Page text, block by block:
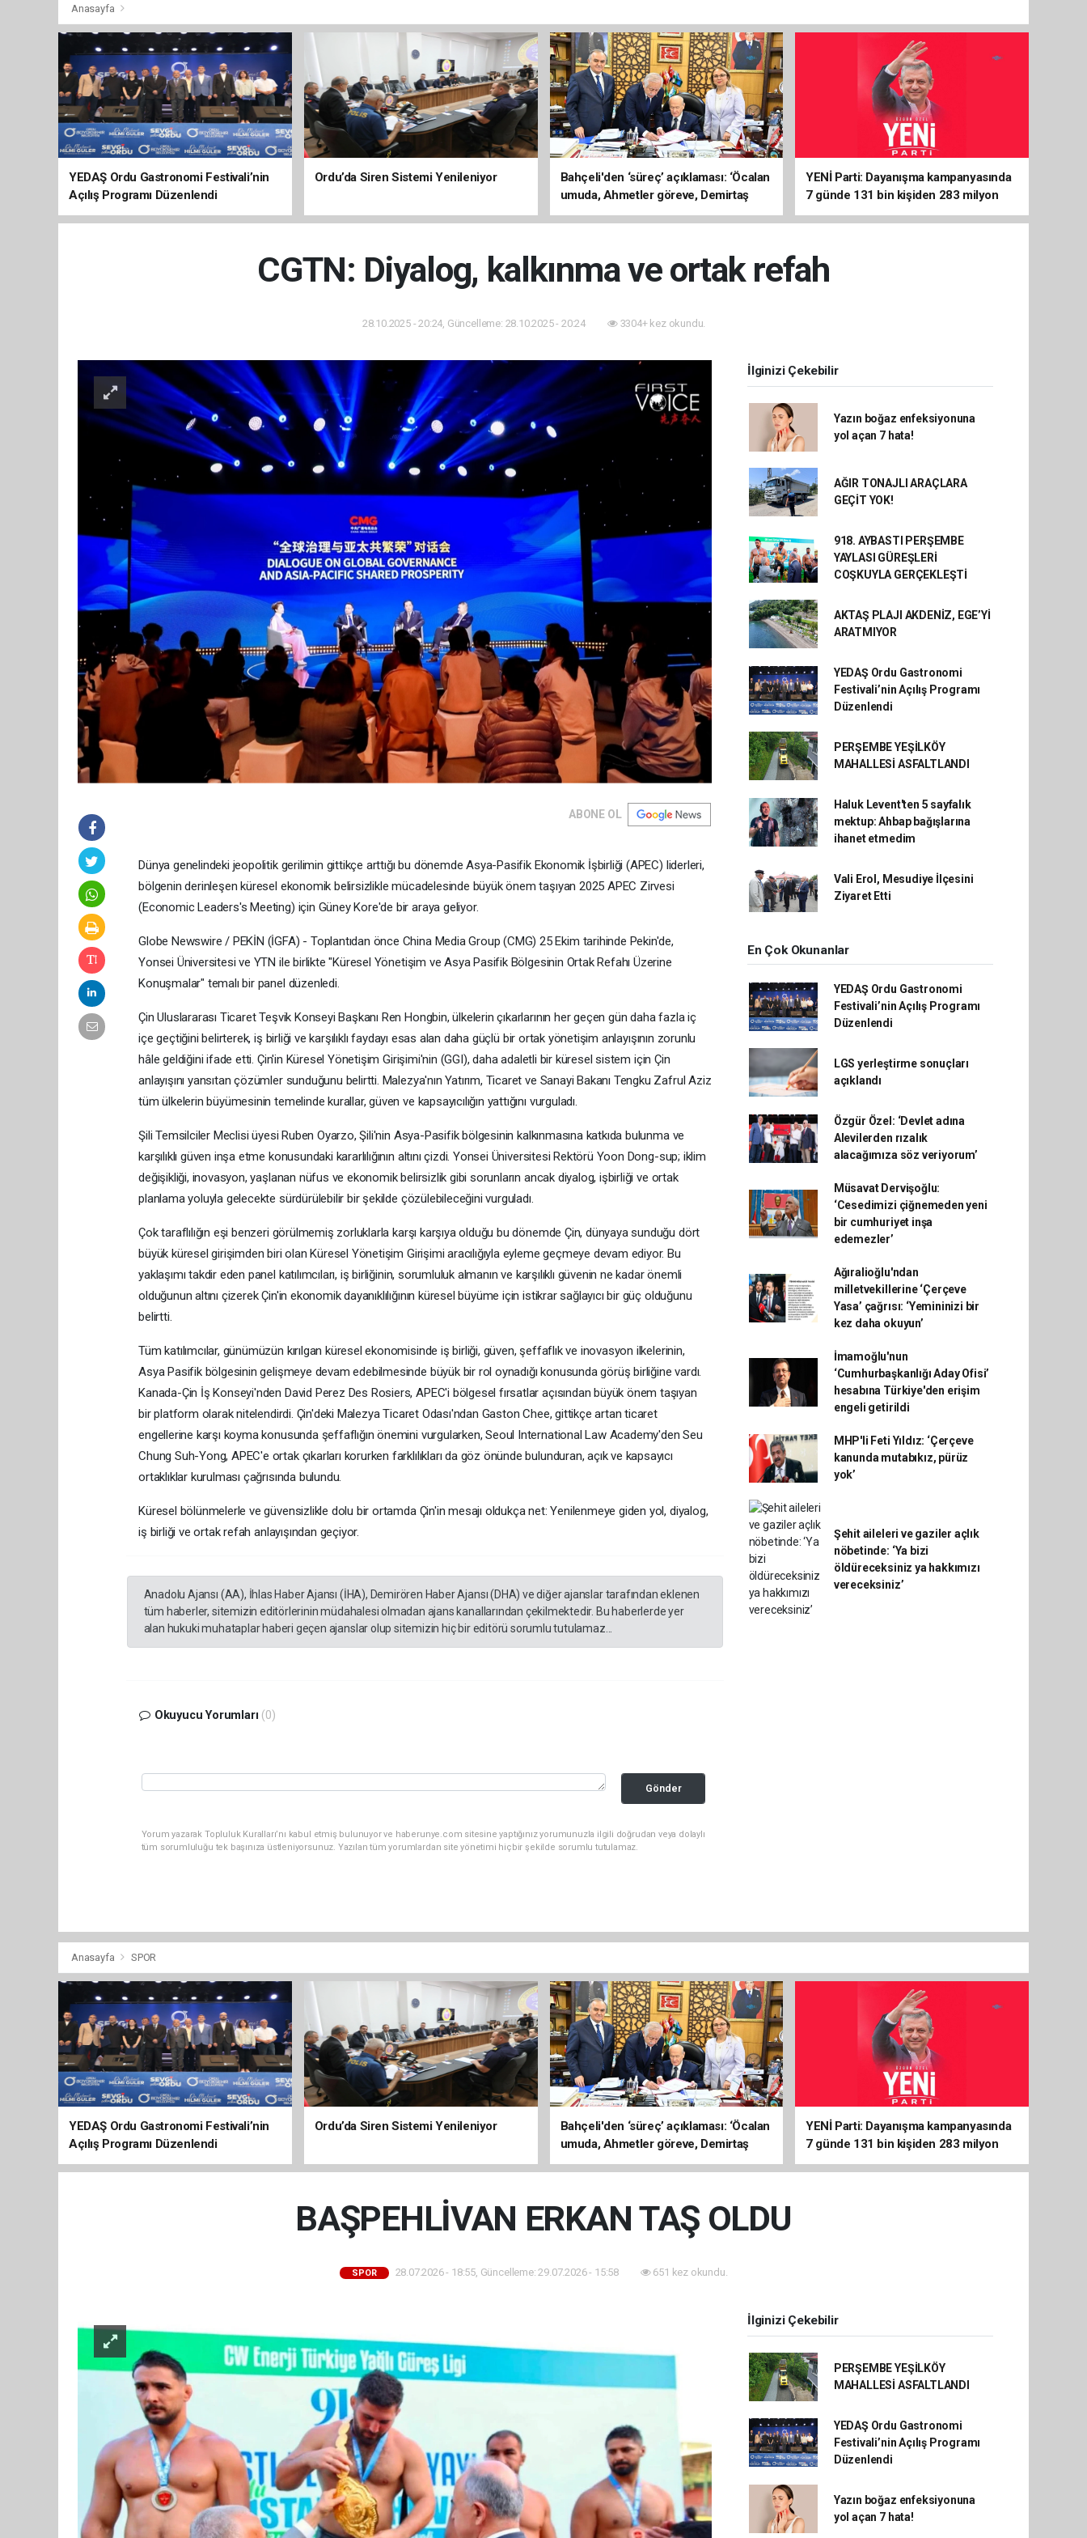
Anasayfa
YEDAŞ Ordu Gastronomi Festivali’nin
Açılış Programı Düzenlendi
Ordu’da Siren Sistemi Yenileniyor
Bahçeli'den ‘süreç’ açıklaması: ‘Öcalan
umuda, Ahmetler göreve, Demirtaş
evine dönmeli’
YENİ Parti: Dayanışma kampanyasında
7 günde 131 bin kişiden 283 milyon
liralık destek
CGTN: Diyalog, kalkınma ve ortak refah
28.10.2025 - 20:24, Güncelleme: 28.10.2025 - 20:24 3304+ kez okundu.
ABONE OL
Dünya genelindeki jeopolitik gerilimin gittikçe arttığı bu dönemde Asya-Pasifik Ekonomik İşbirliği (APEC) liderleri,
bölgenin derinleşen küresel ekonomik belirsizlikle mücadelesinde büyük önem taşıyan 2025 APEC Zirvesi
(Economic Leaders's Meeting) için Güney Kore'de bir araya geliyor.
Globe Newswire / PEKİN (İGFA) - Toplantıdan önce China Media Group (CMG) 25 Ekim tarihinde Pekin'de,
Yonsei Üniversitesi ve YTN ile birlikte "Küresel Yönetişim ve Asya Pasifik Bölgesinin Ortak Refahı Üzerine
Konuşmalar" temalı bir panel düzenledi.
Çin Uluslararası Ticaret Teşvik Konseyi Başkanı Ren Hongbin, ülkelerin çıkarlarının her geçen gün daha fazla iç
içe geçtiğini belirterek, iş birliği ve karşılıklı faydayı esas alan daha güçlü bir ortak yönetişim anlayışının zorunlu
hâle geldiğini ifade etti. Çin'in Küresel Yönetişim Girişimi'nin (GGI), daha adaletli bir küresel sistem için Çin
anlayışını yansıtan çözümler sunduğunu belirtti. Malezya'nın Yatırım, Ticaret ve Sanayi Bakanı Tengku Zafrul Aziz
tüm ülkelerin büyümesinin temelinde kurallar, güven ve kapsayıcılığın yattığını vurguladı.
Şili Temsilciler Meclisi üyesi Ruben Oyarzo, Şili'nin Asya-Pasifik bölgesinin kalkınmasına katkıda bulunma ve
karşılıklı güven inşa etme konusundaki kararlılığının altını çizdi. Yonsei Üniversitesi Rektörü Yoon Dong-sup; iklim
değişikliği, inovasyon, yaşlanan nüfus ve ekonomik belirsizlik gibi sorunların ancak diyalog, işbirliği ve ortak
planlama yoluyla gelecekte sürdürülebilir bir şekilde çözülebileceğini vurguladı.
Çok taraflılığın eşi benzeri görülmemiş zorluklarla karşı karşıya olduğu bu dönemde Çin, dünyaya sunduğu dört
büyük küresel girişimden biri olan Küresel Yönetişim Girişimi aracılığıyla eyleme geçmeye devam ediyor. Bu
yaklaşımı takdir eden panel katılımcıları, iş birliğinin, sorumluluk almanın ve karşılıklı güvenin ne kadar önemli
olduğunun altını çizerek Çin'in ekonomik dayanıklılığının küresel büyüme için istikrar sağlayıcı bir güç olduğunu
belirtti.
Tüm katılımcılar, günümüzün kırılgan küresel ekonomisinde iş birliği, güven, şeffaflık ve inovasyon ilkelerinin,
Asya Pasifik bölgesinin gelişmeye devam edebilmesinde büyük bir rol oynadığı konusunda görüş birliğine vardı.
Kanada-Çin İş Konseyi'nden David Perez Des Rosiers, APEC'i bölgesel fırsatlar açısından büyük önem taşıyan
bir platform olarak nitelendirdi. Çin'deki Malezya Ticaret Odası'ndan Gaston Chee, gittikçe artan ticaret
engellerine karşı koyma konusunda şeffaflığın önemini vurgularken, Seoul International Law Academy'den Seu
Chung Suh-Yong, APEC'e ortak çıkarları korurken farklılıkları da göz önünde bulunduran, açık ve kapsayıcı
ortaklıklar kurulması çağrısında bulundu.
Küresel bölünmelerle ve güvensizlikle dolu bir ortamda Çin'in mesajı oldukça net: Yenilenmeye giden yol, diyalog,
iş birliği ve ortak refah anlayışından geçiyor.
Anadolu Ajansı (AA), İhlas Haber Ajansı (İHA), Demirören Haber Ajansı (DHA) ve diğer ajanslar tarafından eklenen
tüm haberler, sitemizin editörlerinin müdahalesi olmadan ajans kanallarından çekilmektedir. Bu haberlerde yer
alan hukuki muhataplar haberi geçen ajanslar olup sitemizin hiç bir editörü sorumlu tutulamaz...
Okuyucu Yorumları (0)
Gönder
Yorum yazarak Topluluk Kuralları’nı kabul etmiş bulunuyor ve haberunye.com sitesine yaptığınız yorumunuzla ilgili doğrudan veya dolaylı
tüm sorumluluğu tek başınıza üstleniyorsunuz. Yazılan tüm yorumlardan site yönetimi hiçbir şekilde sorumlu tutulamaz.
İlginizi Çekebilir
Yazın boğaz enfeksiyonuna
yol açan 7 hata!
AĞIR TONAJLI ARAÇLARA
GEÇİT YOK!
918. AYBASTI PERŞEMBE
YAYLASI GÜREŞLERİ
COŞKUYLA GERÇEKLEŞTİ
AKTAŞ PLAJI AKDENİZ, EGE’Yİ
ARATMIYOR
YEDAŞ Ordu Gastronomi
Festivali’nin Açılış Programı
Düzenlendi
PERŞEMBE YEŞİLKÖY
MAHALLESİ ASFALTLANDI
Haluk Levent'ten 5 sayfalık
mektup: Ahbap bağışlarına
ihanet etmedim
Vali Erol, Mesudiye İlçesini
Ziyaret Etti
En Çok Okunanlar
YEDAŞ Ordu Gastronomi
Festivali’nin Açılış Programı
Düzenlendi
LGS yerleştirme sonuçları
açıklandı
Özgür Özel: ‘Devlet adına
Alevilerden rızalık
alacağımıza söz veriyorum’
Müsavat Dervişoğlu:
‘Cesedimizi çiğnemeden yeni
bir cumhuriyet inşa
edemezler’
Ağıralioğlu'ndan
milletvekillerine ‘Çerçeve
Yasa’ çağrısı: ‘Yemininizi bir
kez daha okuyun’
İmamoğlu'nun
‘Cumhurbaşkanlığı Aday Ofisi’
hesabına Türkiye'den erişim
engeli getirildi
MHP'li Feti Yıldız: ‘Çerçeve
kanunda mutabıkız, pürüz
yok’
Şehit aileleri ve gaziler açlık
nöbetinde: ‘Ya bizi
öldüreceksiniz ya hakkımızı
vereceksiniz’
Anasayfa SPOR
YEDAŞ Ordu Gastronomi Festivali’nin
Açılış Programı Düzenlendi
Ordu’da Siren Sistemi Yenileniyor
Bahçeli'den ‘süreç’ açıklaması: ‘Öcalan
umuda, Ahmetler göreve, Demirtaş
evine dönmeli’
YENİ Parti: Dayanışma kampanyasında
7 günde 131 bin kişiden 283 milyon
liralık destek
BAŞPEHLİVAN ERKAN TAŞ OLDU
SPOR 28.07.2026 - 18:55, Güncelleme: 29.07.2026 - 15:58 651 kez okundu.
İlginizi Çekebilir
PERŞEMBE YEŞİLKÖY
MAHALLESİ ASFALTLANDI
YEDAŞ Ordu Gastronomi
Festivali’nin Açılış Programı
Düzenlendi
Yazın boğaz enfeksiyonuna
yol açan 7 hata!